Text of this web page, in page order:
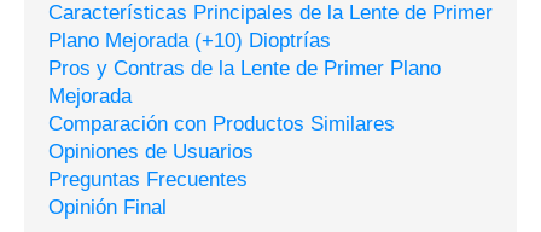
Características Principales de la Lente de Primer
Plano Mejorada (+10) Dioptrías
Pros y Contras de la Lente de Primer Plano
Mejorada
Comparación con Productos Similares
Opiniones de Usuarios
Preguntas Frecuentes
Opinión Final